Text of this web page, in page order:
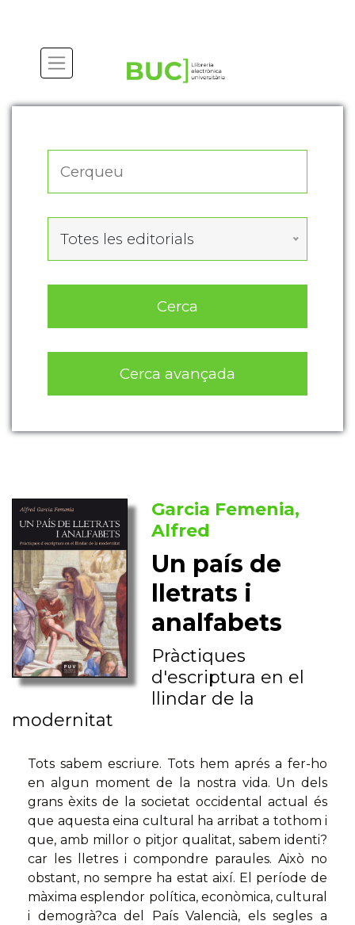
Totes les editorials
Cerca
Cerca avançada
Garcia Femenia,
Alfred
Un país de
lletrats i
analfabets
Pràctiques
d'escriptura en el
llindar de la
modernitat
Tots sabem escriure. Tots hem aprés a fer-ho
en algun moment de la nostra vida. Un dels
grans èxits de la societat occidental actual és
que aquesta eina cultural ha arribat a tothom i
que, amb millor o pitjor qualitat, sabem identi?
car les lletres i compondre paraules. Això no
obstant, no sempre ha estat així. El període de
màxima esplendor política, econòmica, cultural
i demogrà?ca del País Valencià, els segles a